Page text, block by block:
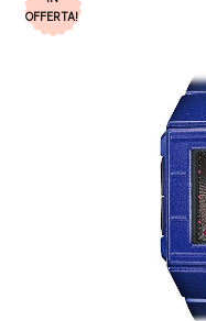
OFFERTA!